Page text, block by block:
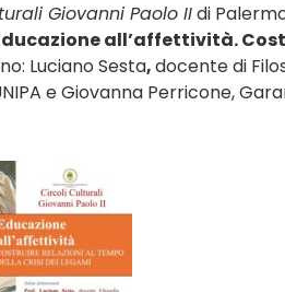
Giovanni Paolo IIdi
all’affettività.
Luciano Sesta,docente di
e Giovanna Perricone,